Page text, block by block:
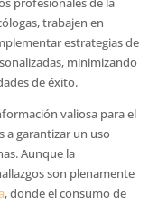
trabajen en
estrategias de
minimizando
de éxito.
valiosa para el
a garantizar un uso
Aunque la
son plenamente
, donde el consumo de